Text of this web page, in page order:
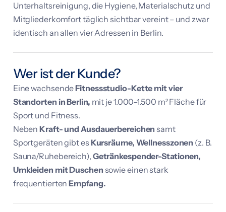
Unterhaltsreinigung, die Hygiene, Materialschutz und
Mitgliederkomfort täglich sichtbar vereint – und zwar
identisch an allen vier Adressen in Berlin.
Wer ist der Kunde?
Eine wachsendeFitnessstudio-Kette mit vier
Standorten in Berlin, mit je 1.000–1.500 m² Fläche für
Sport und Fitness.
NebenKraft- und Ausdauerbereichen samt
Sportgeräten gibt es Kursräume, Wellnesszonen (z. B.
Sauna/Ruhebereich), Getränkespender-Stationen,
Umkleiden mit Duschen sowie einen stark
frequentiertenEmpfang.